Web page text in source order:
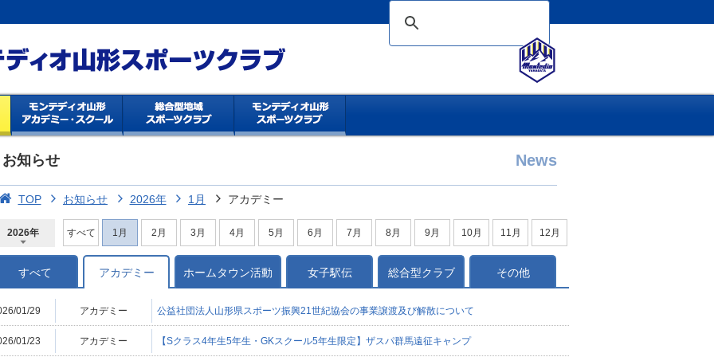
お知らせ News
TOP お知らせ 2026年 1月 アカデミー
2026年 すべて 1月 2月 3月 4月 5月 6月 7月 8月 9月 10月 11月 12月
すべて アカデミー ホームタウン活動 女子駅伝 総合型クラブ その他
01/29 アカデミー 公益社団法人山形県スポーツ振興21世紀協会の事業譲渡及び解散について
01/23 アカデミー 【Sクラス4年生5年生・GKスクール5年生限定】ザスパ群馬遠征キャンプ